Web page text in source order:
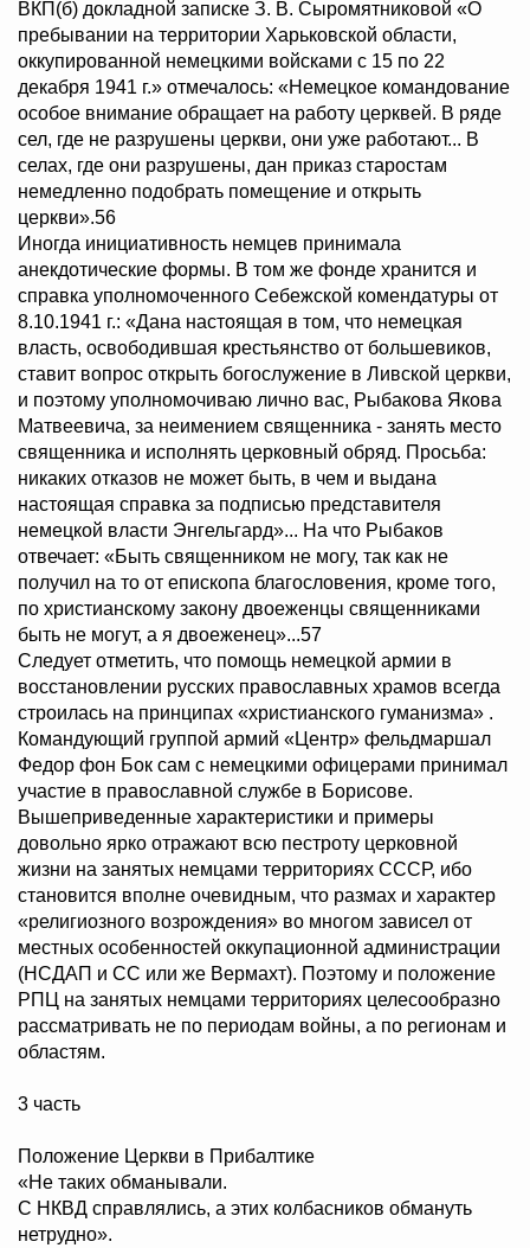
ВКП(б) докладной записке З. В. Сыромятниковой «О
пребывании на территории Харьковской области,
оккупированной немецкими войсками с 15 по 22
декабря 1941 г.» отмечалось: «Немецкое командование
особое внимание обращает на работу церквей. В ряде
сел, где не разрушены церкви, они уже работают... В
селах, где они разрушены, дан приказ старостам
немедленно подобрать помещение и открыть
церкви».56
Иногда инициативность немцев принимала
анекдотические формы. В том же фонде хранится и
справка уполномоченного Себежской комендатуры от
8.10.1941 г.: «Дана настоящая в том, что немецкая
власть, освободившая крестьянство от большевиков,
ставит вопрос открыть богослужение в Ливской церкви,
и поэтому уполномочиваю лично вас, Рыбакова Якова
Матвеевича, за неимением священника - занять место
священника и исполнять церковный обряд. Просьба:
никаких отказов не может быть, в чем и выдана
настоящая справка за подписью представителя
немецкой власти Энгельгард»... На что Рыбаков
отвечает: «Быть священником не могу, так как не
получил на то от епископа благословения, кроме того,
по христианскому закону двоеженцы священниками
быть не могут, а я двоеженец»...57
Следует отметить, что помощь немецкой армии в
восстановлении русских православных храмов всегда
строилась на принципах «христианского гуманизма» .
Командующий группой армий «Центр» фельдмаршал
Федор фон Бок сам с немецкими офицерами принимал
участие в православной службе в Борисове.
Вышеприведенные характеристики и примеры
довольно ярко отражают всю пестроту церковной
жизни на занятых немцами территориях СССР, ибо
становится вполне очевидным, что размах и характер
«религиозного возрождения» во многом зависел от
местных особенностей оккупационной администрации
(НСДАП и СС или же Вермахт). Поэтому и положение
РПЦ на занятых немцами территориях целесообразно
рассматривать не по периодам войны, а по регионам и
областям.
3 часть
Положение Церкви в Прибалтике
«Не таких обманывали.
С НКВД справлялись, а этих колбасников обмануть
нетрудно».